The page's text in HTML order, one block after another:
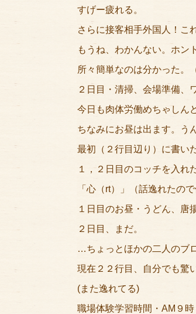
すげー疲れる。
さらに接客相手外国人！こ
もうね、わかんない。ホン
所々簡単なのは分かった。
２日目・清掃、会場準備、
今日も肉体労働めちゃしん
ちなみにお昼は出ます。う
最初（２行目辺り）に書い
１，２日目のコッチを入れ
「心（rt）」（話逸れたので
１日目のお昼・うどん、唐
２日目、まだ。
…ちょっとほかの二人のブ
現在２２行目、自分でも驚
(また逸れてる)
職場体験学習時間・AM９